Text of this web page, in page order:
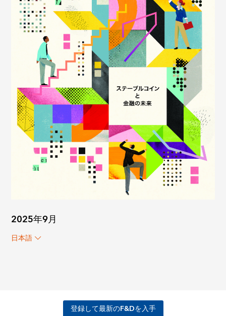
2025年9月
日本語
登録して最新のF&Dを入手